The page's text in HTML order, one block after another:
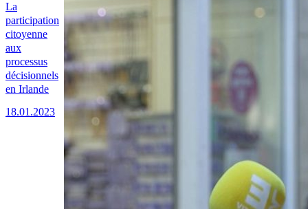
La
participation
citoyenne
aux
processus
décisionnels
en Irlande
18.01.2023